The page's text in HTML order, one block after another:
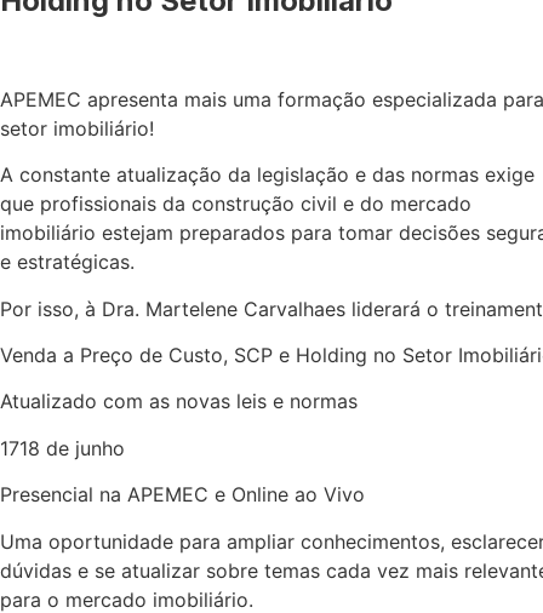
APEMEC apresenta mais uma formação especializada
setor imobiliário!
A constante atualização da legislação e das normas exige
que profissionais da construção civil e do mercado
imobiliário estejam preparados para tomar decisões
e estratégicas.
Por isso, à Dra. Martelene Carvalhaes liderará o
Venda a Preço de Custo, SCP e Holding no Setor
Atualizado com as novas leis e normas
1718 de junho
Presencial na APEMEC e Online ao Vivo
Uma oportunidade para ampliar conhecimentos,
dúvidas e se atualizar sobre temas cada vez mais
para o mercado imobiliário.